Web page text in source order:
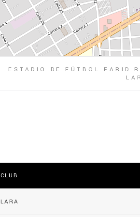
ESTADIO DE FÚTBOL FARID
CLUB
LARA